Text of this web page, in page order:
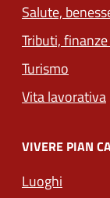
Salute,
Tributi,
Turismo
Vita lavorativa
VIVERE PIAN
Luoghi